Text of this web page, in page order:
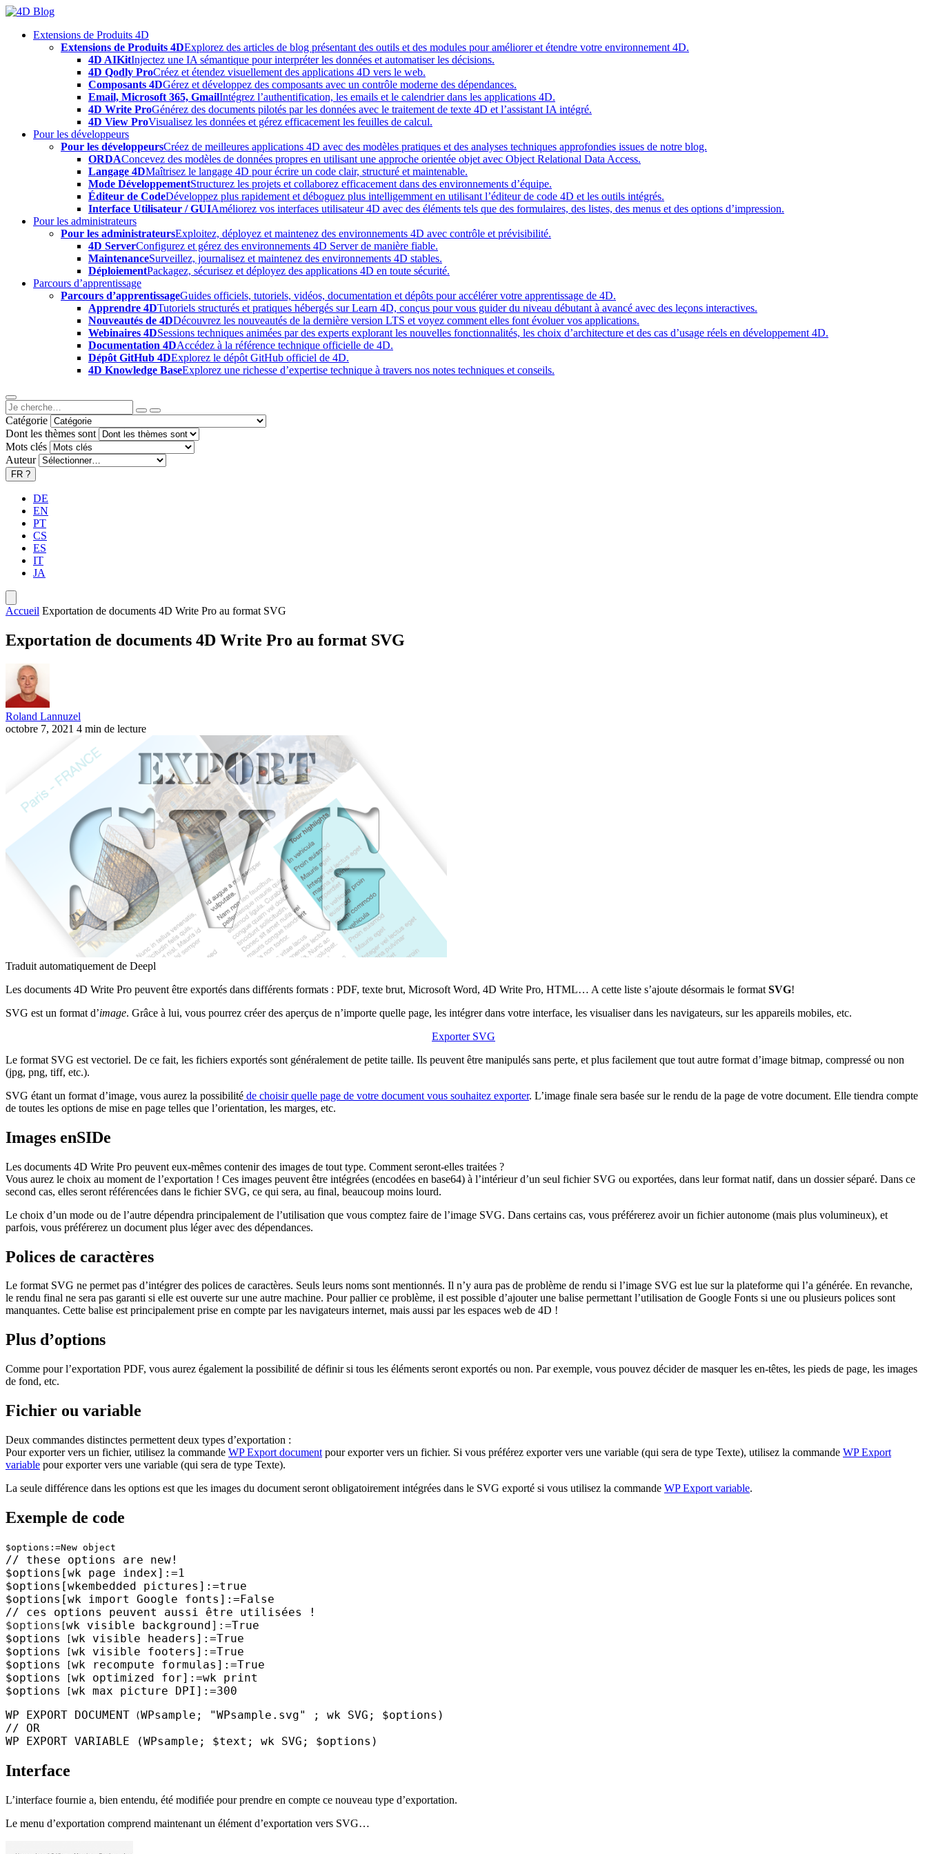
Skip
contentExtensions de Produits 4D
Extensions de Produits 4DExplorez des articles de blog présentant des outils et des modules pour améliorer et étendre votre environnement 4D.
4D AIKitInjectez une IA sémantique pour interpréter les données et automatiser les décisions.
4D Qodly ProCréez et étendez visuellement des applications 4D vers le web.
Composants 4DGérez et développez des composants avec un contrôle moderne des dépendances.
Email, Microsoft 365, GmailIntégrez l’authentification, les emails et le calendrier dans les applications 4D.
4D Write ProGénérez des documents pilotés par les données avec le traitement de texte 4D et l’assistant IA intégré.
4D View ProVisualisez les données et gérez efficacement les feuilles de calcul.
Pour les développeurs
Pour les développeursCréez de meilleures applications 4D avec des modèles pratiques et des analyses techniques approfondies issues de notre blog.
ORDAConcevez des modèles de données propres en utilisant une approche orientée objet avec Object Relational Data Access.
Langage 4DMaîtrisez le langage 4D pour écrire un code clair, structuré et maintenable.
Mode DéveloppementStructurez les projets et collaborez efficacement dans des environnements d’équipe.
Éditeur de CodeDéveloppez plus rapidement et déboguez plus intelligemment en utilisant l’éditeur de code 4D et les outils intégrés.
Interface Utilisateur / GUIAméliorez vos interfaces utilisateur 4D avec des éléments tels que des formulaires, des listes, des menus et des options d’impression.
Pour les administrateurs
Pour les administrateursExploitez, déployez et maintenez des environnements 4D avec contrôle et prévisibilité.
4D ServerConfigurez et gérez des environnements 4D Server de manière fiable.
MaintenanceSurveillez, journalisez et maintenez des environnements 4D stables.
DéploiementPackagez, sécurisez et déployez des applications 4D en toute sécurité.
Parcours d’apprentissage
Parcours d’apprentissageGuides officiels, tutoriels, vidéos, documentation et dépôts pour accélérer votre apprentissage de 4D.
Apprendre 4DTutoriels structurés et pratiques hébergés sur Learn 4D, conçus pour vous guider du niveau débutant à avancé avec des leçons interactives.
Nouveautés de 4DDécouvrez les nouveautés de la dernière version LTS et voyez comment elles font évoluer vos applications.
Webinaires 4DSessions techniques animées par des experts explorant les nouvelles fonctionnalités, les choix d’architecture et des cas d’usage réels en développement 4D.
Documentation 4DAccédez à la référence technique officielle de 4D.
Dépôt GitHub 4DExplorez le dépôt GitHub officiel de 4D.
4D Knowledge BaseExplorez une richesse d’expertise technique à travers nos notes techniques et conseils.
Catégorie
Dont les thèmes sont
Mots clés
Auteur
FR ?
DE
EN
PT
CS
ES
IT
JA
Accueil Exportation de documents 4D Write Pro au format SVG
Exportation de documents 4D Write Pro au format SVG
Roland Lannuzel
octobre 7, 2021 4 min de lecture
Traduit automatiquement de Deepl
Les documents 4D Write Pro peuvent être exportés dans différents formats : PDF, texte brut, Microsoft Word, 4D Write Pro, HTML… A cette liste s’ajoute désormais le format SVG!
SVG est un format d’image. Grâce à lui, vous pourrez créer des aperçus de n’importe quelle page, les intégrer dans votre interface, les visualiser dans les navigateurs, sur les appareils mobiles, etc.
Exporter SVG
Le format SVG est vectoriel. De ce fait, les fichiers exportés sont généralement de petite taille. Ils peuvent être manipulés sans perte, et plus facilement que tout autre format d’image bitmap, compressé ou non
(jpg, png, tiff, etc.).
SVG étant un format d’image, vous aurez la possibilité de choisir quelle page de votre document vous souhaitez exporter. L’image finale sera basée sur le rendu de la page de votre document. Elle tiendra compte
de toutes les options de mise en page telles que l’orientation, les marges, etc.
Images enSIDe
Les documents 4D Write Pro peuvent eux-mêmes contenir des images de tout type. Comment seront-elles traitées ?
Vous aurez le choix au moment de l’exportation ! Ces images peuvent être intégrées (encodées en base64) à l’intérieur d’un seul fichier SVG ou exportées, dans leur format natif, dans un dossier séparé. Dans ce
second cas, elles seront référencées dans le fichier SVG, ce qui sera, au final, beaucoup moins lourd.
Le choix d’un mode ou de l’autre dépendra principalement de l’utilisation que vous comptez faire de l’image SVG. Dans certains cas, vous préférerez avoir un fichier autonome (mais plus volumineux), et
parfois, vous préférerez un document plus léger avec des dépendances.
Polices de caractères
Le format SVG ne permet pas d’intégrer des polices de caractères. Seuls leurs noms sont mentionnés. Il n’y aura pas de problème de rendu si l’image SVG est lue sur la plateforme qui l’a générée. En revanche,
le rendu final ne sera pas garanti si elle est ouverte sur une autre machine. Pour pallier ce problème, il est possible d’ajouter une balise permettant l’utilisation de Google Fonts si une ou plusieurs polices sont
manquantes. Cette balise est principalement prise en compte par les navigateurs internet, mais aussi par les espaces web de 4D !
Plus d’options
Comme pour l’exportation PDF, vous aurez également la possibilité de définir si tous les éléments seront exportés ou non. Par exemple, vous pouvez décider de masquer les en-têtes, les pieds de page, les images
de fond, etc.
Fichier ou variable
Deux commandes distinctes permettent deux types d’exportation :
Pour exporter vers un fichier, utilisez la commande WP Export document pour exporter vers un fichier. Si vous préférez exporter vers une variable (qui sera de type Texte), utilisez la commande WP Export
variable pour exporter vers une variable (qui sera de type Texte).
La seule différence dans les options est que les images du document seront obligatoirement intégrées dans le SVG exporté si vous utilisez la commande WP Export variable.
Exemple de code
$options :=New object
// these options are new!
$options [wk page index] :=1
$options [wkembedded pictures ] :=true
$options [wk import Google fonts ] :=False
// ces options peuvent aussi être utilisées !
$options wk visible background] :=True
$options
wk visible headers ]:=True
$options
wk visible footers ]:=True
$options
wk recompute formulas ]:=True
$options
wk optimized for]:=wk print
$options
wk max picture DPI ]:=300
WP EXPORT DOCUMENT ( WPsample ; "WPsample.svg" ; wk SVG ; $options )
// OR
WP EXPORT VARIABLE (WPsample ; $text ; wk SVG ; $options )
Interface
L’interface fournie a, bien entendu, été modifiée pour prendre en compte ce nouveau type d’exportation.
Le menu d’exportation comprend maintenant un élément d’exportation vers SVG…